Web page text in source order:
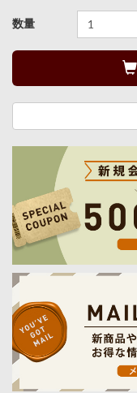
数量